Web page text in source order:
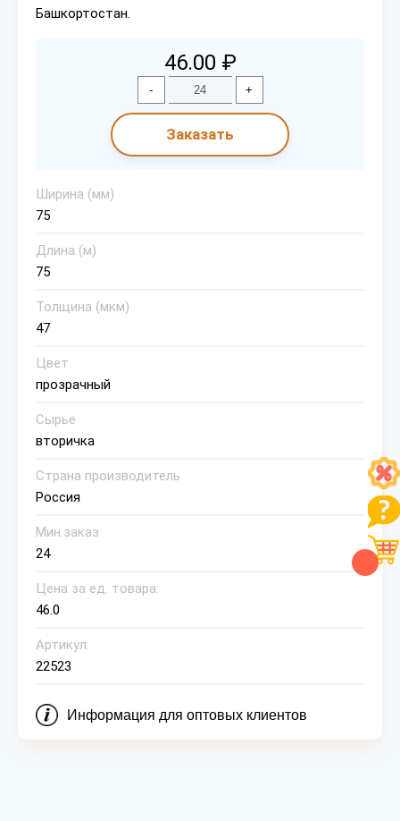
Башкортостан.
46.00 ₽
- +
Заказать
Ширина (мм)
75
Длина (м)
75
Толщина (мкм)
47
Цвет
прозрачный
Сырье
вторичка
Страна производитель
Россия
Мин.заказ
24
Цена за ед. товара:
46.0
Артикул:
22523
Информация для оптовых клиентов